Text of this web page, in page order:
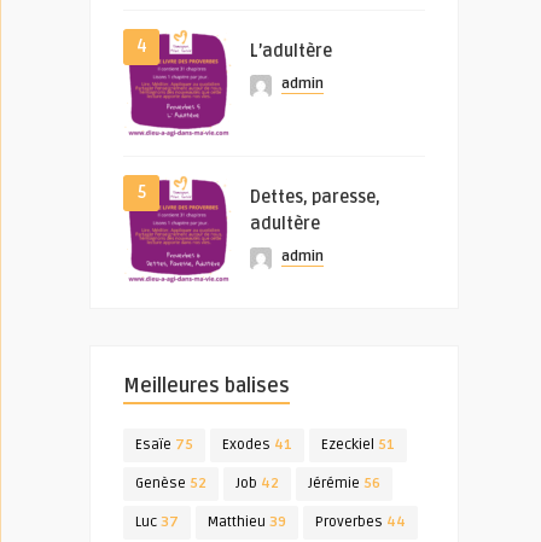
4 L’adultère
admin
5
Dettes, paresse,
adultère
admin
Meilleures balises
Esaïe 75 Exodes 41 Ezeckiel 51
Genèse 52 Job 42 Jérémie 56
Luc 37 Matthieu 39 Proverbes 44